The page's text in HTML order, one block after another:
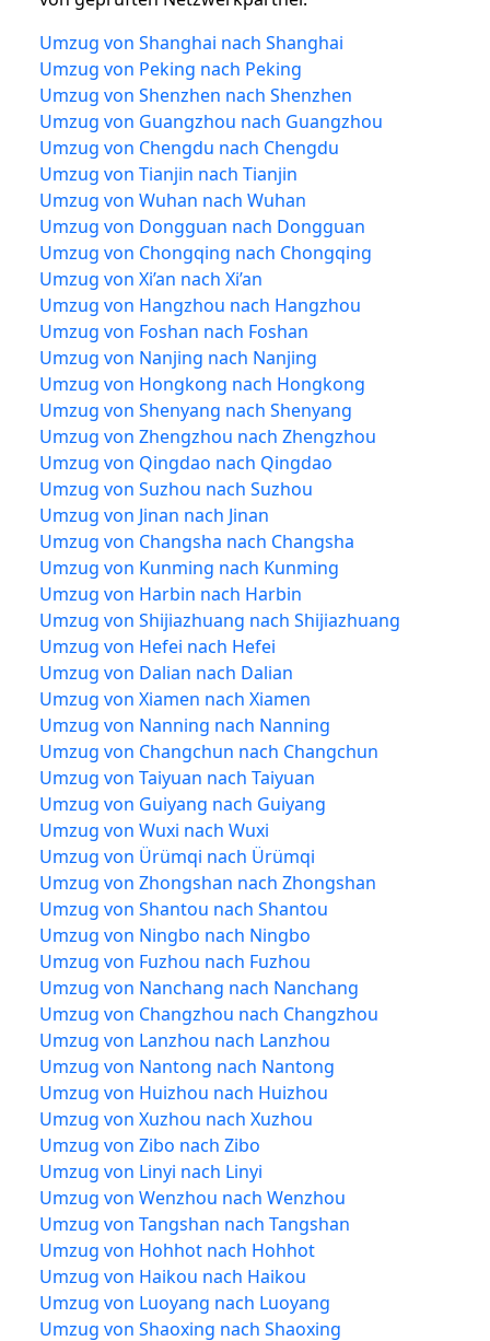
Umzug von Shanghai nach Shanghai
Umzug von Peking nach Peking
Umzug von Shenzhen nach Shenzhen
Umzug von Guangzhou nach Guangzhou
Umzug von Chengdu nach Chengdu
Umzug von Tianjin nach Tianjin
Umzug von Wuhan nach Wuhan
Umzug von Dongguan nach Dongguan
Umzug von Chongqing nach Chongqing
Umzug von Xi’an nach Xi’an
Umzug von Hangzhou nach Hangzhou
Umzug von Foshan nach Foshan
Umzug von Nanjing nach Nanjing
Umzug von Hongkong nach Hongkong
Umzug von Shenyang nach Shenyang
Umzug von Zhengzhou nach Zhengzhou
Umzug von Qingdao nach Qingdao
Umzug von Suzhou nach Suzhou
Umzug von Jinan nach Jinan
Umzug von Changsha nach Changsha
Umzug von Kunming nach Kunming
Umzug von Harbin nach Harbin
Umzug von Shijiazhuang nach Shijiazhuang
Umzug von Hefei nach Hefei
Umzug von Dalian nach Dalian
Umzug von Xiamen nach Xiamen
Umzug von Nanning nach Nanning
Umzug von Changchun nach Changchun
Umzug von Taiyuan nach Taiyuan
Umzug von Guiyang nach Guiyang
Umzug von Wuxi nach Wuxi
Umzug von Ürümqi nach Ürümqi
Umzug von Zhongshan nach Zhongshan
Umzug von Shantou nach Shantou
Umzug von Ningbo nach Ningbo
Umzug von Fuzhou nach Fuzhou
Umzug von Nanchang nach Nanchang
Umzug von Changzhou nach Changzhou
Umzug von Lanzhou nach Lanzhou
Umzug von Nantong nach Nantong
Umzug von Huizhou nach Huizhou
Umzug von Xuzhou nach Xuzhou
Umzug von Zibo nach Zibo
Umzug von Linyi nach Linyi
Umzug von Wenzhou nach Wenzhou
Umzug von Tangshan nach Tangshan
Umzug von Hohhot nach Hohhot
Umzug von Haikou nach Haikou
Umzug von Luoyang nach Luoyang
Umzug von Shaoxing nach Shaoxing